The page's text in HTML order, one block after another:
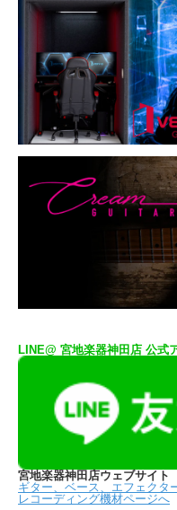
LINE@ 宮地楽器神田店 公式
宮地楽器神田店ウェブサイト
ギター、ベース、エフェクタ
レコーディング機材ページへ